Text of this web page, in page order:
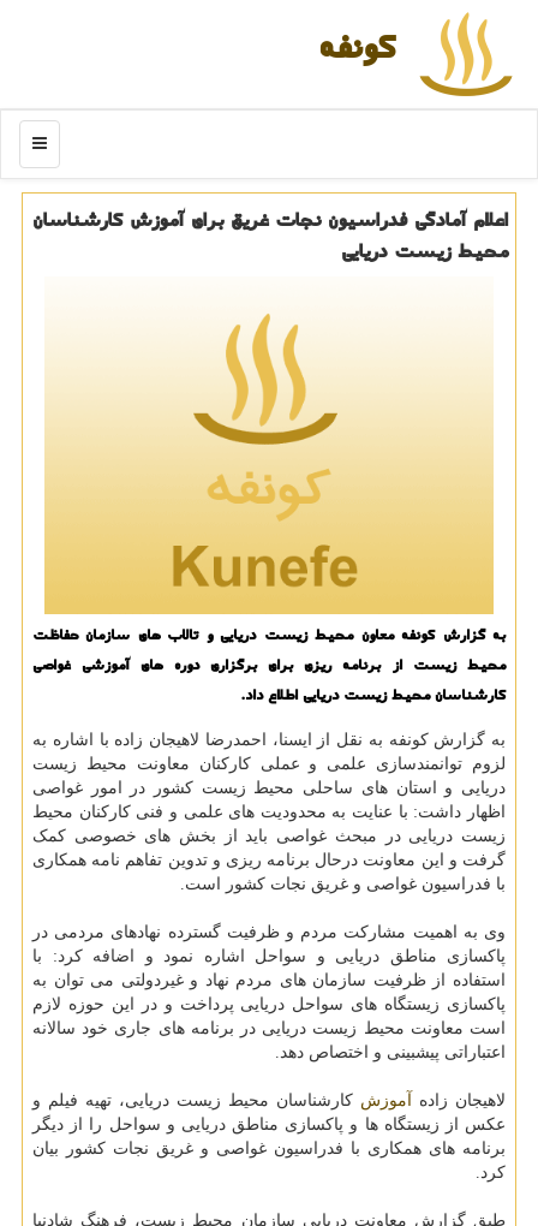
كونفه
منو
اعلام آمادگی فدراسیون نجات غریق برای آموزش كارشناسان
محیط زیست دریایی
به گزارش كونفه معاون محیط زیست دریایی و تالاب های سازمان حفاظت
محیط زیست از برنامه ریزی برای برگزاری دوره های آموزشی غواصی
كارشناسان محیط زیست دریایی اطلاع داد.
به گزارش کونفه به نقل از ایسنا، احمدرضا لاهیجان زاده با اشاره به
لزوم توانمندسازی علمی و عملی کارکنان معاونت محیط زیست
دریایی و استان های ساحلی محیط زیست کشور در امور غواصی
اظهار داشت: با عنایت به محدودیت های علمی و فنی کارکنان محیط
زیست دریایی در مبحث غواصی باید از بخش های خصوصی کمک
گرفت و این معاونت درحال برنامه ریزی و تدوین تفاهم نامه همکاری
با فدراسیون غواصی و غریق نجات کشور است.
وی به اهمیت مشارکت مردم و ظرفیت گسترده نهادهای مردمی در
پاکسازی مناطق دریایی و سواحل اشاره نمود و اضافه کرد: با
استفاده از ظرفیت سازمان های مردم نهاد و غیردولتی می توان به
پاکسازی زیستگاه های سواحل دریایی پرداخت و در این حوزه لازم
است معاونت محیط زیست دریایی در برنامه های جاری خود سالانه
اعتباراتی پیشبینی و اختصاص دهد.
لاهیجان زاده آموزش کارشناسان محیط زیست دریایی، تهیه فیلم و
عکس از زیستگاه ها و پاکسازی مناطق دریایی و سواحل را از دیگر
برنامه های همکاری با فدراسیون غواصی و غریق نجات کشور بیان
کرد.
طبق گزارش معاونت دریایی سازمان محیط زیست، فرهنگ شادنیا